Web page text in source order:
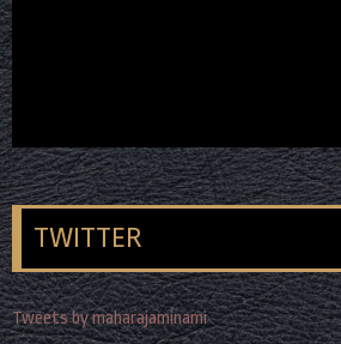
TWITTER
Tweets by maharajaminami